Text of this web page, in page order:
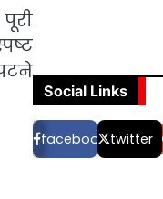
Social Links
facebook twitter